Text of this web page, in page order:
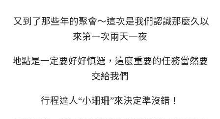
又到了那些年的聚會～這次是我們認識那麼久以
來第一次兩天一夜
地點是一定要好好慎選，這麼重要的任務當然要
交給我們
行程達人“小珊珊”來決定準沒錯！